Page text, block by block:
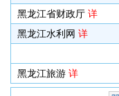
黑龙江省财政厅 详
黑龙江水利网 详
黑龙江旅游 详